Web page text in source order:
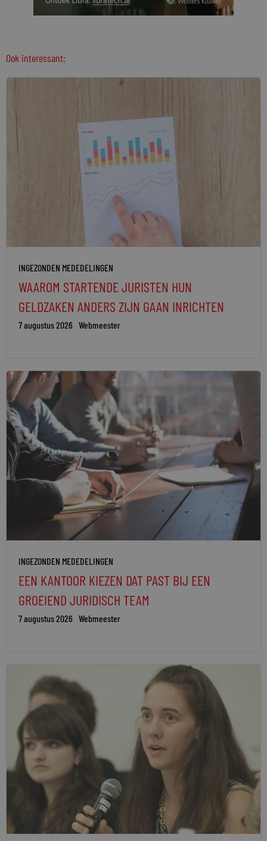
Ook interessant:
INGEZONDEN MEDEDELINGEN
WAAROM STARTENDE JURISTEN HUN
GELDZAKEN ANDERS ZIJN GAAN INRICHTEN
7 augustus 2026 Webmeester
INGEZONDEN MEDEDELINGEN
EEN KANTOOR KIEZEN DAT PAST BIJ EEN
GROEIEND JURIDISCH TEAM
7 augustus 2026 Webmeester